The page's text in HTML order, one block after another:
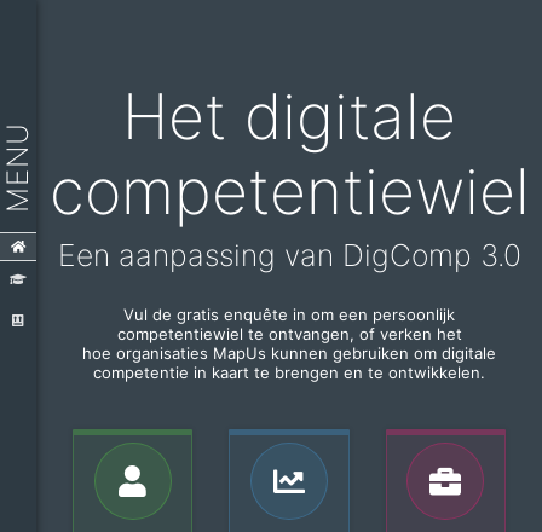
MENU
Het digitale
competentiewiel
Een aanpassing van DigComp 3.0
Vul de gratis enquête in om een ​​persoonlijk
competentiewiel te ontvangen, of verken het
hoe organisaties MapUs kunnen gebruiken om digitale
competentie in kaart te brengen en te ontwikkelen.